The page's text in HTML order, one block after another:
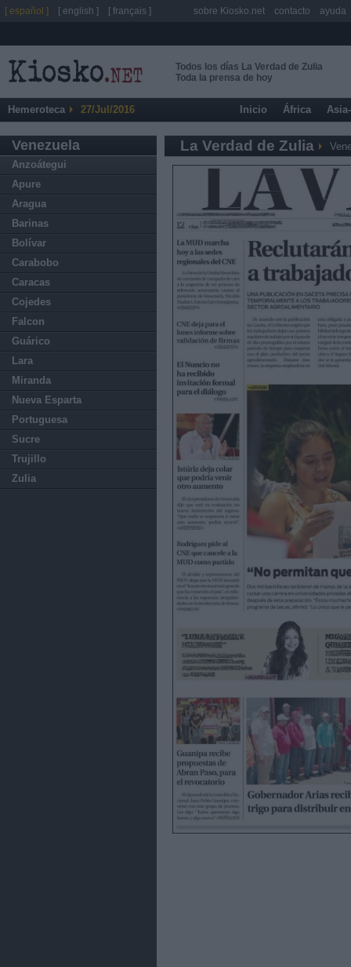
Todos los días La Verdad de Zulia
Toda la prensa de hoy
Hemeroteca 27/Jul/2016 Inicio África
Venezuela
Anzoátegui
Apure
Aragua
Barinas
Bolívar
Carabobo
Caracas
Cojedes
Falcon
Guárico
Lara
Miranda
Nueva Esparta
Portuguesa
Sucre
Trujillo
Zulia
La Verdad de Zulia
[ español ] [ english ] [ français ] sobre Kiosko.net contacto ayuda